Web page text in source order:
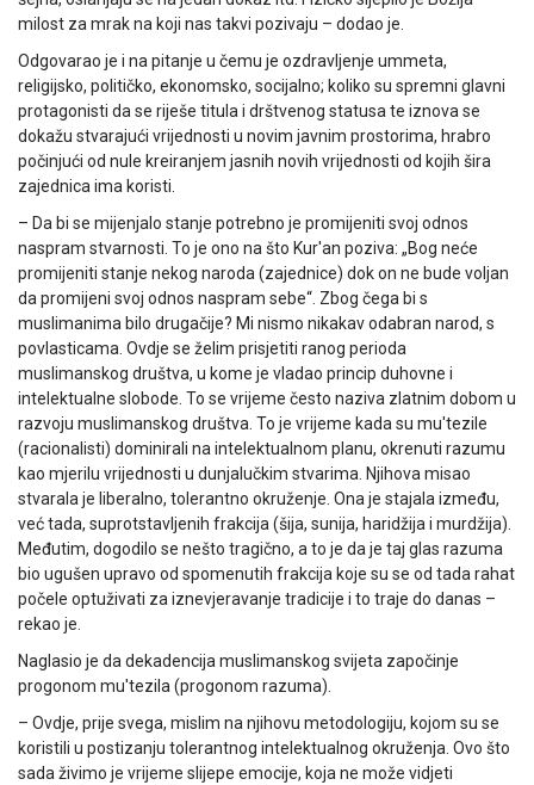
milost za mrak na koji nas takvi pozivaju – dodao je.
Odgovarao je i na pitanje u čemu je ozdravljenje ummeta,
religijsko, političko, ekonomsko, socijalno; koliko su spremni glavni
protagonisti da se riješe titula i drštvenog statusa te iznova se
dokažu stvarajući vrijednosti u novim javnim prostorima, hrabro
počinjući od nule kreiranjem jasnih novih vrijednosti od kojih šira
zajednica ima koristi.
– Da bi se mijenjalo stanje potrebno je promijeniti svoj odnos
naspram stvarnosti. To je ono na što Kur'an poziva: „Bog neće
promijeniti stanje nekog naroda (zajednice) dok on ne bude voljan
da promijeni svoj odnos naspram sebe“. Zbog čega bi s
muslimanima bilo drugačije? Mi nismo nikakav odabran narod, s
povlasticama. Ovdje se želim prisjetiti ranog perioda
muslimanskog društva, u kome je vladao princip duhovne i
intelektualne slobode. To se vrijeme često naziva zlatnim dobom u
razvoju muslimanskog društva. To je vrijeme kada su mu'tezile
(racionalisti) dominirali na intelektualnom planu, okrenuti razumu
kao mjerilu vrijednosti u dunjalučkim stvarima. Njihova misao
stvarala je liberalno, tolerantno okruženje. Ona je stajala između,
već tada, suprotstavljenih frakcija (šija, sunija, haridžija i murdžija).
Međutim, dogodilo se nešto tragično, a to je da je taj glas razuma
bio ugušen upravo od spomenutih frakcija koje su se od tada rahat
počele optuživati za iznevjeravanje tradicije i to traje do danas –
rekao je.
Naglasio je da dekadencija muslimanskog svijeta započinje
progonom mu'tezila (progonom razuma).
– Ovdje, prije svega, mislim na njihovu metodologiju, kojom su se
koristili u postizanju tolerantnog intelektualnog okruženja. Ovo što
sada živimo je vrijeme slijepe emocije, koja ne može vidjeti